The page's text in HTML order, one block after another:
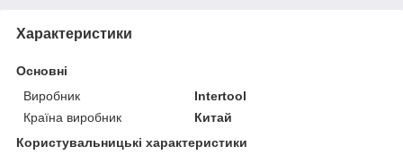
Характеристики
Основні
Виробник
Intertool
Країна виробник
Китай
Користувальницькі характеристики